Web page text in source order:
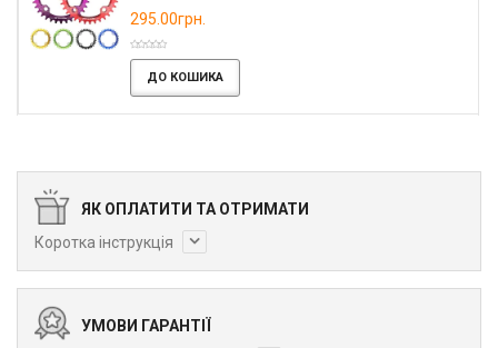
295.00грн.
ДО КОШИКА
ЯК ОПЛАТИТИ ТА ОТРИМАТИ
Коротка інструкція
УМОВИ ГАРАНТІЇ